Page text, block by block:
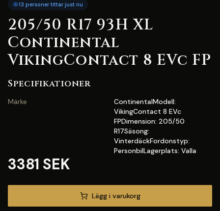
13 personer tittar just nu
205/50 R17 93H XL
Continental
VikingContact 8 EVc FP
Specifikationer
Märke
ContinentalModell:
VikingContact 8 EVc
FPDimension: 205/50
R17Säsong:
VinterdäckFordonstyp:
PersonbilLagerplats: Valla
3381 SEK
Lägg i varukorg